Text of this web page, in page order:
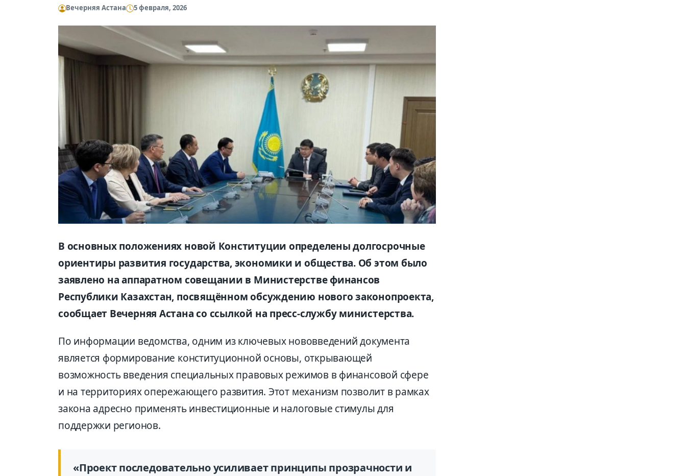
Вечерняя Астана 5 февраля, 2026
В основных положениях новой Конституции определены долгосрочные
ориентиры развития государства, экономики и общества. Об этом было
заявлено на аппаратном совещании в Министерстве финансов
Республики Казахстан, посвящённом обсуждению нового законопроекта,
сообщает Вечерняя Астана со ссылкой на пресс-службу министерства.
По информации ведомства, одним из ключевых нововведений документа
является формирование конституционной основы, открывающей
возможность введения специальных правовых режимов в финансовой сфере
и на территориях опережающего развития. Этот механизм позволит в рамках
закона адресно применять инвестиционные и налоговые стимулы для
поддержки регионов.
«Проект последовательно усиливает принципы прозрачности и